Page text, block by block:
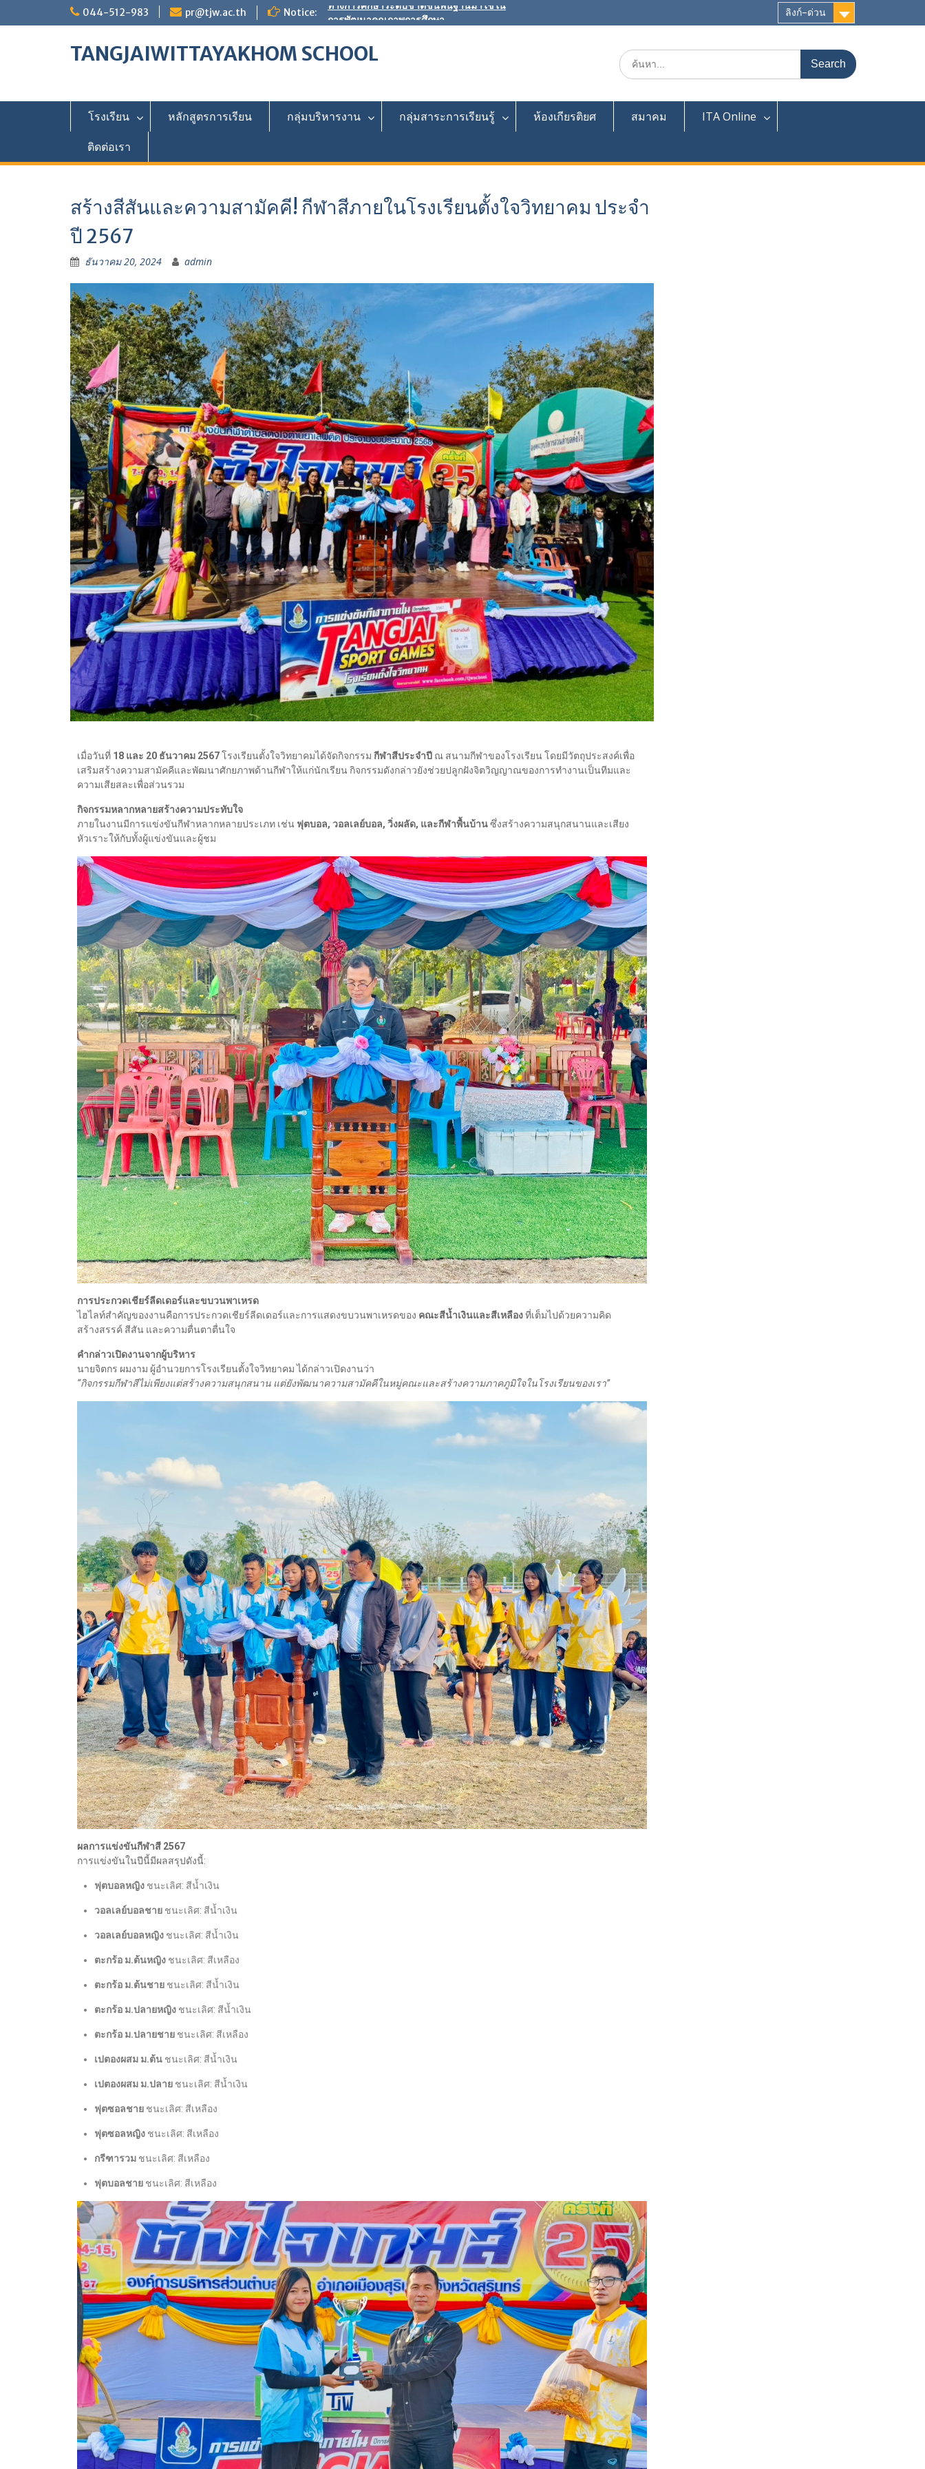
044-512-983 pr@tjw.ac.th Notice:
ขอเชิญร่วมเป็นเจ้าภาพ”ผ้าป่าเพื่อการศึกษา
สร้างศาลากีฬา หลังคาทางเดินกันแดด-กัน
ผลการประเมินตนเองของสถานศึกษา (SAR)
ทางการศึกษาระดับชาติขั้นพื้นฐานมาใช้ใน
การพัฒนาคุณภาพการศึกษา
ลิงก์-ด่วน
TANGJAIWITTAYAKHOM SCHOOL
โรงเรียน หลักสูตรการเรียน กลุ่มบริหารงาน กลุ่มสาระการเรียนรู้ ห้องเกียรติยศ สมาคม
ITA Online
ติดต่อเรา
สร้างสีสันและความสามัคคี! กีฬาสีภายในโรงเรียนตั้งใจวิทยาคม ประจำ
ปี 2567
ธันวาคม 20, 2024 admin
เมื่อวันที่ 18 และ 20 ธันวาคม 2567โรงเรียนตั้งใจวิทยาคมได้จัดกิจกรรม กีฬาสีประจำปี ณ สนามกีฬาของโรงเรียน โดยมีวัตถุประสงค์เพื่อ
เสริมสร้างความสามัคคีและพัฒนาศักยภาพด้านกีฬาให้แก่นักเรียน กิจกรรมดังกล่าวยังช่วยปลูกฝังจิตวิญญาณของการทำงานเป็นทีมและ
ความเสียสละเพื่อส่วนรวม
กิจกรรมหลากหลายสร้างความประทับใจ
ภายในงานมีการแข่งขันกีฬาหลากหลายประเภท เช่น ฟุตบอล, วอลเลย์บอล, วิ่งผลัด, และกีฬาพื้นบ้านซึ่งสร้างความสนุกสนานและเสียง
หัวเราะให้กับทั้งผู้แข่งขันและผู้ชม
การประกวดเชียร์ลีดเดอร์และขบวนพาเหรด
ไฮไลท์สำคัญของงานคือการประกวดเชียร์ลีดเดอร์และการแสดงขบวนพาเหรดของ คณะสีน้ำเงินและสีเหลืองที่เต็มไปด้วยความคิด
สร้างสรรค์ สีสัน และความตื่นตาตื่นใจ
คำกล่าวเปิดงานจากผู้บริหาร
นายจิตกร ผมงาม ผู้อำนวยการโรงเรียนตั้งใจวิทยาคม ได้กล่าวเปิดงานว่า
“กิจกรรมกีฬาสีไม่เพียงแต่สร้างความสนุกสนาน แต่ยังพัฒนาความสามัคคีในหมู่คณะและสร้างความภาคภูมิใจในโรงเรียนของเรา”
ผลการแข่งขันกีฬาสี 2567
การแข่งขันในปีนี้มีผลสรุปดังนี้:
ฟุตบอลหญิง ชนะเลิศ: สีน้ำเงิน
วอลเลย์บอลชาย ชนะเลิศ: สีน้ำเงิน
วอลเลย์บอลหญิง ชนะเลิศ: สีน้ำเงิน
ตะกร้อ ม.ต้นหญิง ชนะเลิศ: สีเหลือง
ตะกร้อ ม.ต้นชาย ชนะเลิศ: สีน้ำเงิน
ตะกร้อ ม.ปลายหญิง ชนะเลิศ: สีน้ำเงิน
ตะกร้อ ม.ปลายชาย ชนะเลิศ: สีเหลือง
เปตองผสม ม.ต้น ชนะเลิศ: สีน้ำเงิน
เปตองผสม ม.ปลาย ชนะเลิศ: สีน้ำเงิน
ฟุตซอลชาย ชนะเลิศ: สีเหลือง
ฟุตซอลหญิง ชนะเลิศ: สีเหลือง
กรีฑารวม ชนะเลิศ: สีเหลือง
ฟุตบอลชาย ชนะเลิศ: สีเหลือง